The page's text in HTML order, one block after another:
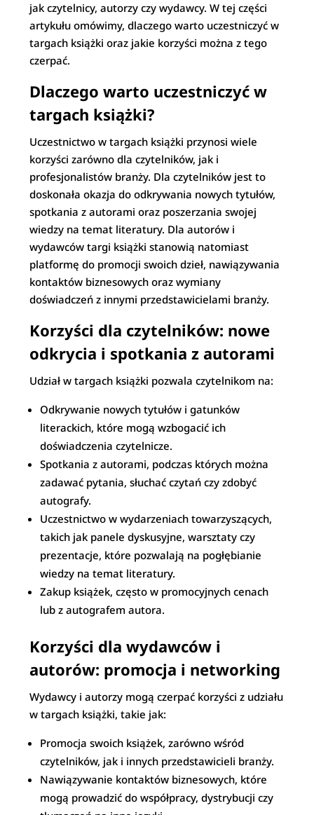
jak czytelnicy, autorzy czy wydawcy. W tej części
artykułu omówimy, dlaczego warto uczestniczyć w
targach książki oraz jakie korzyści można z tego
czerpać.
Dlaczego warto uczestniczyć w
targach książki?
Uczestnictwo w targach książki przynosi wiele
korzyści zarówno dla czytelników, jak i
profesjonalistów branży. Dla czytelników jest to
doskonała okazja do odkrywania nowych tytułów,
spotkania z autorami oraz poszerzania swojej
wiedzy na temat literatury. Dla autorów i
wydawców targi książki stanowią natomiast
platformę do promocji swoich dzieł, nawiązywania
kontaktów biznesowych oraz wymiany
doświadczeń z innymi przedstawicielami branży.
Korzyści dla czytelników: nowe
odkrycia i spotkania z autorami
Udział w targach książki pozwala czytelnikom na:
Odkrywanie nowych tytułów i gatunków
literackich, które mogą wzbogacić ich
doświadczenia czytelnicze.
Spotkania z autorami, podczas których można
zadawać pytania, słuchać czytań czy zdobyć
autografy.
Uczestnictwo w wydarzeniach towarzyszących,
takich jak panele dyskusyjne, warsztaty czy
prezentacje, które pozwalają na pogłębianie
wiedzy na temat literatury.
Zakup książek, często w promocyjnych cenach
lub z autografem autora.
Korzyści dla wydawców i
autorów: promocja i networking
Wydawcy i autorzy mogą czerpać korzyści z udziału
w targach książki, takie jak:
Promocja swoich książek, zarówno wśród
czytelników, jak i innych przedstawicieli branży.
Nawiązywanie kontaktów biznesowych, które
mogą prowadzić do współpracy, dystrybucji czy